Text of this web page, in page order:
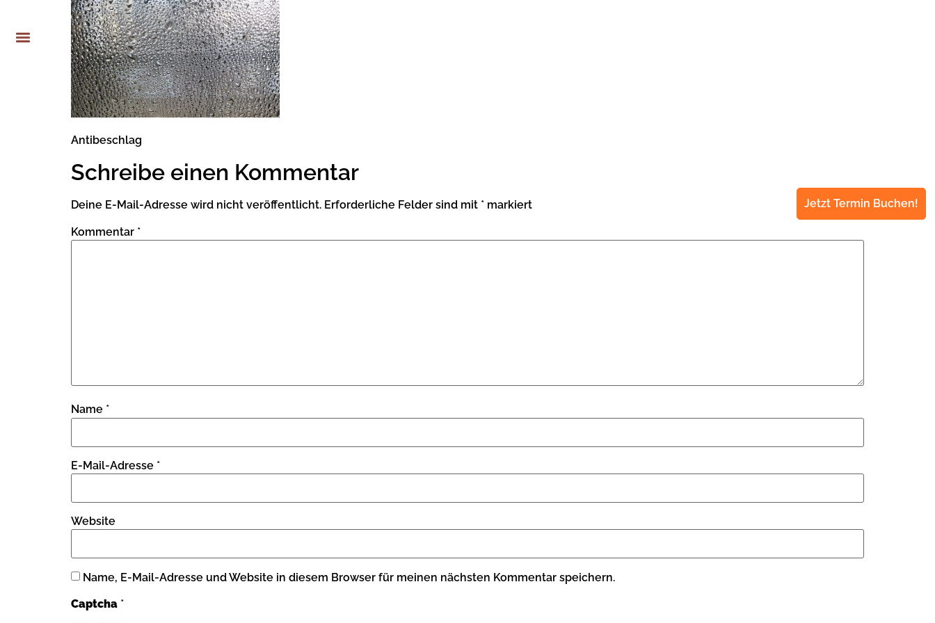
Antibeschlag
Schreibe einen Kommentar
Deine E-Mail-Adresse wird nicht veröffentlicht. Erforderliche Felder sind mit * markiert
Kommentar *
Name *
E-Mail-Adresse *
Website
Name, E-Mail-Adresse und Website in diesem Browser für meinen nächsten Kommentar speichern.
Captcha *
Jetzt Termin Buchen!